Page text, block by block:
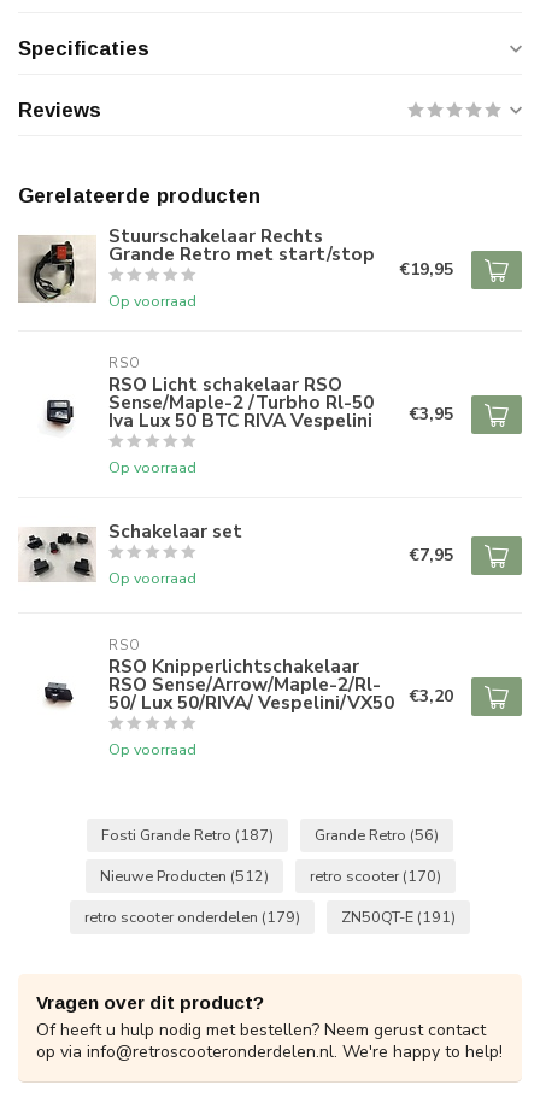
Specificaties
Reviews
Gerelateerde producten
Stuurschakelaar Rechts
Grande Retro met start/stop
Op voorraad
€19,95
RSO
RSO Licht schakelaar RSO
Sense/Maple-2 /Turbho Rl-50
Iva Lux 50 BTC RIVA Vespelini
Op voorraad
€3,95
Schakelaar set
Op voorraad
€7,95
RSO
RSO Knipperlichtschakelaar
RSO Sense/Arrow/Maple-2/Rl-
50/ Lux 50/RIVA/ Vespelini/VX50
Op voorraad
€3,20
Fosti Grande Retro (187) Grande Retro (56)
Nieuwe Producten (512) retro scooter (170)
retro scooter onderdelen (179) ZN50QT-E (191)
Vragen over dit product?
Of heeft u hulp nodig met bestellen? Neem gerust contact
op via info@retroscooteronderdelen.nl. We're happy to help!